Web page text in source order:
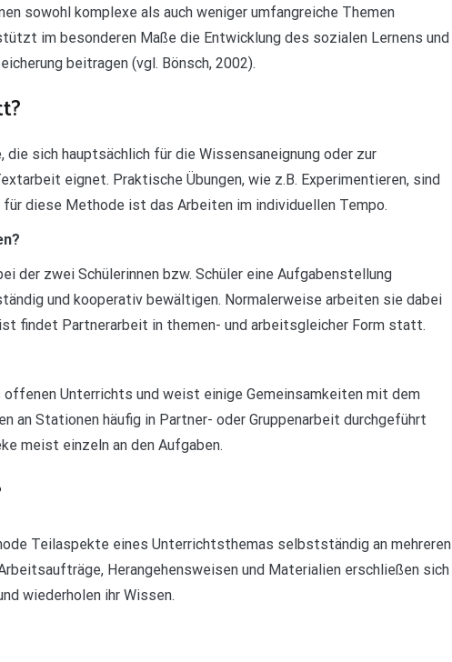
sowohl komplexe als auch weniger umfangreiche Themen
im besonderen Maße die Entwicklung des sozialen Lernens und
beitragen (vgl. Bönsch, 2002).
sich hauptsächlich für die Wissensaneignung oder zur
eignet. Praktische Übungen, wie z.B. Experimentieren, sind
für diese Methode ist das Arbeiten im individuellen Tempo.
der zwei Schülerinnen bzw. Schüler eine Aufgabenstellung
und kooperativ bewältigen. Normalerweise arbeiten sie dabei
findet Partnerarbeit in themen- und arbeitsgleicher Form statt.
offenen Unterrichts und weist einige Gemeinsamkeiten mit dem
an Stationen häufig in Partner- oder Gruppenarbeit durchgeführt
meist einzeln an den Aufgaben.
Teilaspekte eines Unterrichtsthemas selbstständig an mehreren
Herangehensweisen und Materialien erschließen sich
wiederholen ihr Wissen.